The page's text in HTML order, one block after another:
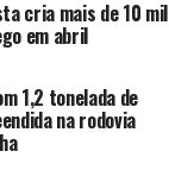
cria mais de 10 mil
em abril
1,2 tonelada de
na rodovia